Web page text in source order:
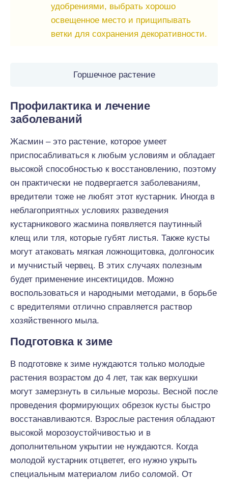
удобрениями, выбрать хорошо
освещенное место и прищипывать
ветки для сохранения декоративности.
Горшечное растение
Профилактика и лечение
заболеваний
Жасмин – это растение, которое умеет
приспосабливаться к любым условиям и обладает
высокой способностью к восстановлению, поэтому
он практически не подвергается заболеваниям,
вредители тоже не любят этот кустарник. Иногда в
неблагоприятных условиях разведения
кустарникового жасмина появляется паутинный
клещ или тля, которые губят листья. Также кусты
могут атаковать мягкая ложнощитовка, долгоносик
и мучнистый червец. В этих случаях полезным
будет применение инсектицидов. Можно
воспользоваться и народными методами, в борьбе
с вредителями отлично справляется раствор
хозяйственного мыла.
Подготовка к зиме
В подготовке к зиме нуждаются только молодые
растения возрастом до 4 лет, так как верхушки
могут замерзнуть в сильные морозы. Весной после
проведения формирующих обрезок кусты быстро
восстанавливаются. Взрослые растения обладают
высокой морозоустойчивостью и в
дополнительном укрытии не нуждаются. Когда
молодой кустарник отцветет, его нужно укрыть
специальным материалом либо соломой. От